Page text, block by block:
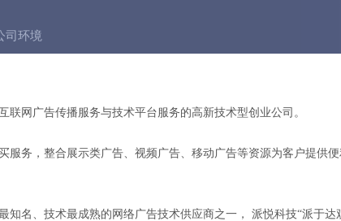
司环境
联网广告传播服务与技术平台服务的高新技术型创业公司。
服务，整合展示类广告、视频广告、移动广告等资源为客户提供
知名、技术最成熟的网络广告技术供应商之一， 派悦科技“派于